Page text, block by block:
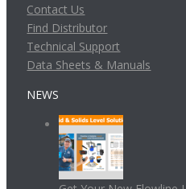
Contact Us
Find Distributor
Technical Support
Data Sheets & Manuals
NEWS